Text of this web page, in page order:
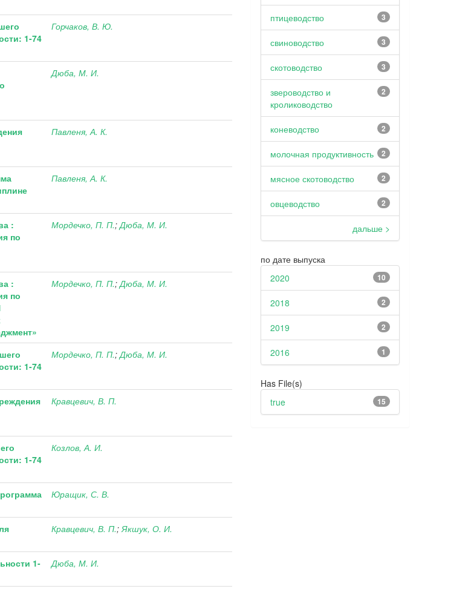
1-74
Горчаков, В. Ю.
Дюба, М. И.
Павленя, А. К.
Павленя, А. К.
:
по
Мордечко, П. П.;Дюба, М. И.
:
по
Мордечко, П. П.;Дюба, М. И.
1-74
Мордечко, П. П.;Дюба, М. И.
Кравцевич, В. П.
1-74
Козлов, А. И.
Юращик, С. В.
Кравцевич, В. П.;Якшук, О. И.
1-
Дюба, М. И.
3
птицеводство
3
свиноводство
3
скотоводство
2
звероводство и
кролиководство
2
коневодство
2
молочная продуктивность
2
мясное скотоводство
2
овцеводство
дальше >
по дате выпуска
10
2020
2
2018
2
2019
1
2016
Has File(s)
15
true